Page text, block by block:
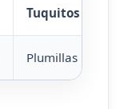
Tuquitos
Plumillas